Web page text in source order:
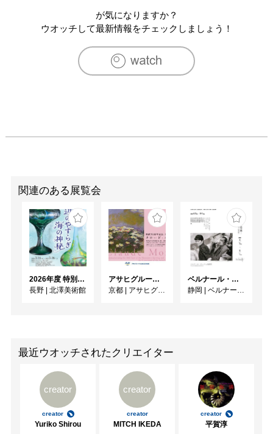
が気になりますか？
ウオッチして最新情報をチェックしましょう！
関連のある展覧会
2026年度 特別展「ガレとドーム、アール･ヌーヴォーのガラス 水辺のやすらぎ、海の神秘」
長野 | 北澤美術館
アサヒグループ大山崎山荘美術館 開館30周年記念展「没後100年 クロード・モネ」
京都 | アサヒグループ大山崎山荘美術館
ベルナール・ビュフェと写真 ーカメラがとらえたビュフェとその時代、そして21 世紀へ
静岡 | ベルナール・ビュフェ美術館
最近ウオッチされたクリエイター
creator
creator
Yuriko Shirou
creator
creator
MITCH IKEDA
creator
平賀淳